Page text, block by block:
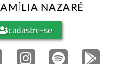
NAZARÉ
cadastre-se